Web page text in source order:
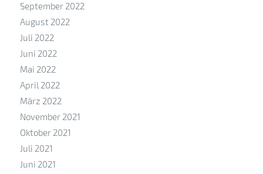
September 2022
August 2022
Juli 2022
Juni 2022
Mai 2022
April 2022
März 2022
November 2021
Oktober 2021
Juli 2021
Juni 2021